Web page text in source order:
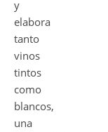
y
elabora
tanto
vinos
tintos
como
blancos,
una